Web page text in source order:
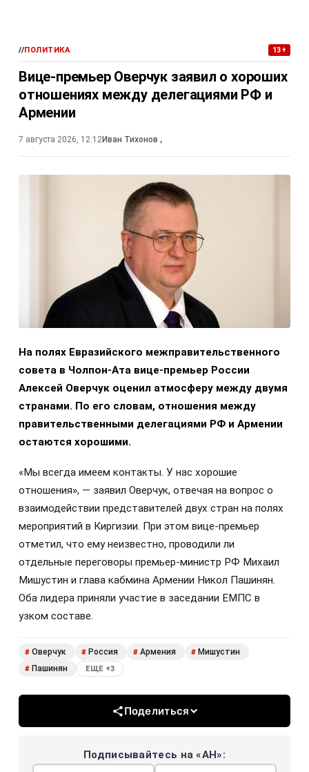
//ПОЛИТИКА 13+
Вице-премьер Оверчук заявил о хороших
отношениях между делегациями РФ и
Армении
7 августа 2026, 12:12Иван Тихонов ,
На полях Евразийского межправительственного
совета в Чолпон-Ата вице-премьер России
Алексей Оверчук оценил атмосферу между двумя
странами. По его словам, отношения между
правительственными делегациями РФ и Армении
остаются хорошими.
«Мы всегда имеем контакты. У нас хорошие
отношения», — заявил Оверчук, отвечая на вопрос о
взаимодействии представителей двух стран на полях
мероприятий в Киргизии. При этом вице-премьер
отметил, что ему неизвестно, проводили ли
отдельные переговоры премьер-министр РФ Михаил
Мишустин и глава кабмина Армении Никол Пашинян.
Оба лидера приняли участие в заседании ЕМПС в
узком составе.
# Оверчук # Россия # Армения # Мишустин
# Пашинян ЕЩЕ +3
Поделиться
Подписывайтесь на «АН»: